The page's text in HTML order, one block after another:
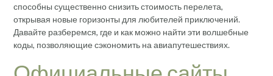
способны существенно снизить стоимость перелета,
открывая новые горизонты для любителей приключений.
Давайте разберемся, где и как можно найти эти волшебные
коды, позволяющие сэкономить на авиапутешествиях.